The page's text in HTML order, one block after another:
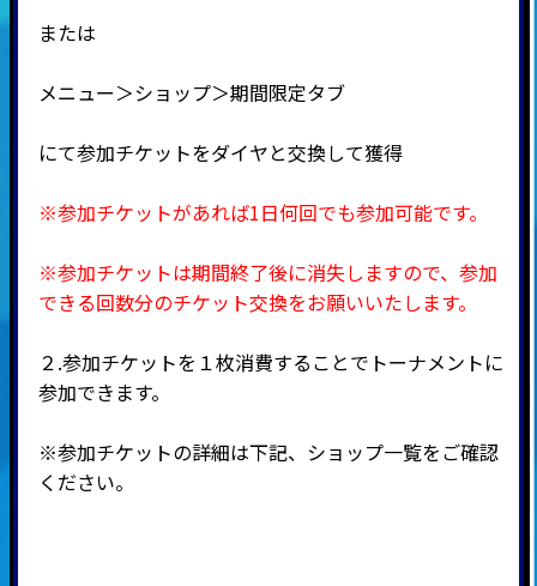
または
メニュー＞ショップ＞期間限定タブ
にて参加チケットをダイヤと交換して獲得
※参加チケットがあれば1日何回でも参加可能です。
※参加チケットは期間終了後に消失しますので、参加
できる回数分のチケット交換をお願いいたします。
２.参加チケットを１枚消費することでトーナメントに
参加できます。
※参加チケットの詳細は下記、ショップ一覧をご確認
ください。